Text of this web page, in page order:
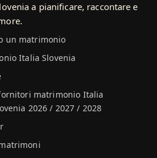
a pianificare, raccontare e
un matrimonio
Italia Slovenia
matrimonio Italia
2026 / 2027 / 2028